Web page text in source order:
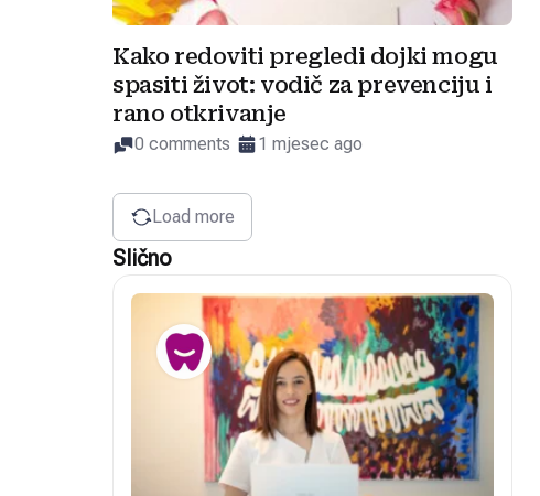
Kako redoviti pregledi dojki mogu
spasiti život: vodič za prevenciju i
rano otkrivanje
0 comments 1 mjesec ago
Load more
Slično